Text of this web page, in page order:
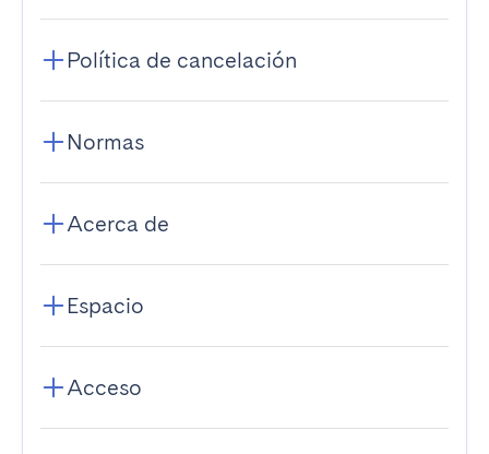
Política de cancelación
Normas
Acerca de
Espacio
Acceso